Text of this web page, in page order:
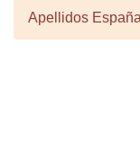
Apellidos España